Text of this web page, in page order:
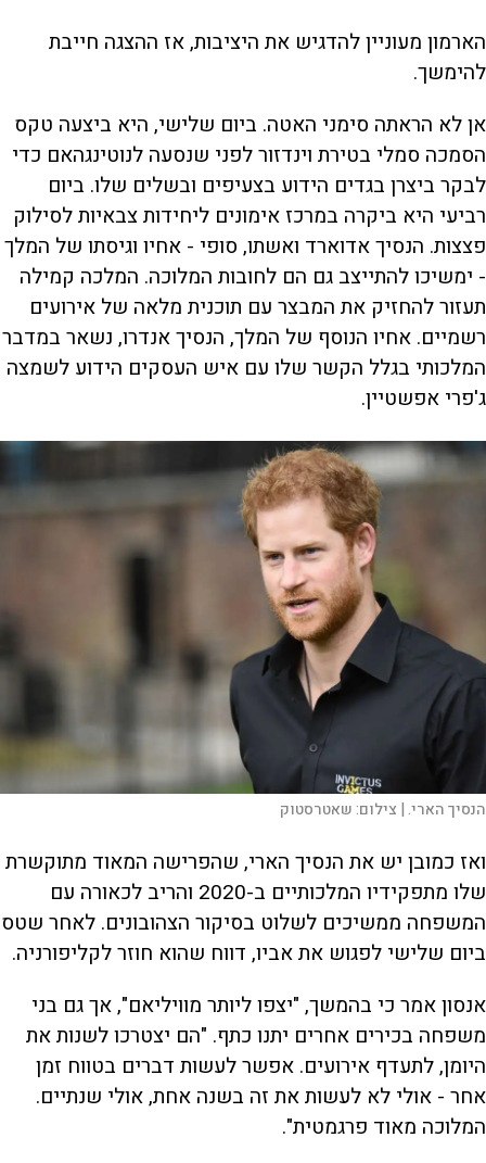
הארמון מעוניין להדגיש את היציבות, אז ההצגה חייבת
להימשך.
אן לא הראתה סימני האטה. ביום שלישי, היא ביצעה טקס
הסמכה סמלי בטירת וינדזור לפני שנסעה לנוטינגהאם כדי
לבקר ביצרן בגדים הידוע בצעיפים ובשלים שלו. ביום
רביעי היא ביקרה במרכז אימונים ליחידות צבאיות לסילוק
פצצות. הנסיך אדוארד ואשתו, סופי - אחיו וגיסתו של המלך
- ימשיכו להתייצב גם הם לחובות המלוכה. המלכה קמילה
תעזור להחזיק את המבצר עם תוכנית מלאה של אירועים
רשמיים. אחיו הנוסף של המלך, הנסיך אנדרו, נשאר במדבר
המלכותי בגלל הקשר שלו עם איש העסקים הידוע לשמצה
ג'פרי אפשטיין.
הנסיך הארי. | צילום:שאטרסטוק
ואז כמובן יש את הנסיך הארי, שהפרישה המאוד מתוקשרת
שלו מתפקידיו המלכותיים ב-2020 והריב לכאורה עם
המשפחה ממשיכים לשלוט בסיקור הצהובונים. לאחר שטס
ביום שלישי לפגוש את אביו, דווח שהוא חוזר לקליפורניה.
אנסון אמר כי בהמשך, "יצפו ליותר מוויליאם", אך גם בני
משפחה בכירים אחרים יתנו כתף. "הם יצטרכו לשנות את
היומן, לתעדף אירועים. אפשר לעשות דברים בטווח זמן
אחר - אולי לא לעשות את זה בשנה אחת, אולי שנתיים.
המלוכה מאוד פרגמטית".